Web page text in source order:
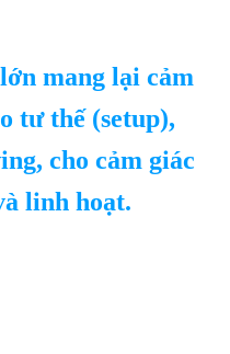
mang lại cảm
tư thế (setup),
cho cảm giác
linh hoạt.